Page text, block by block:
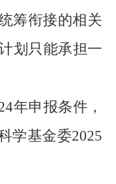
筹衔接的相关
划只能承担一
年申报条件，
学基金委2025